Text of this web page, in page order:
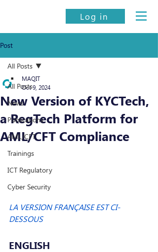
Log in
Post
All Posts
News
Publications
AML/CFT
Trainings
ICT Regulatory
Cyber Security
All Posts
New Version of KYCTech,
a RegTech Platform for
AML/CFT Compliance
MAQIT
Oct 9, 2024
LA VERSION FRANÇAISE EST CI-
DESSOUS
ENGLISH